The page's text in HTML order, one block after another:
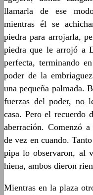
llamarla de ese
mientras él se
piedra para arrojarla,
piedra que le arrojó a
perfecta, terminando
poder de la
una pequeña palmada.
fuerzas del poder, no
casa. Pero el recuerdo
aberración. Comenzó
de vez en cuando.
pipa lo observaron, al
hiena, ambos dieron
Mientras en la plaza